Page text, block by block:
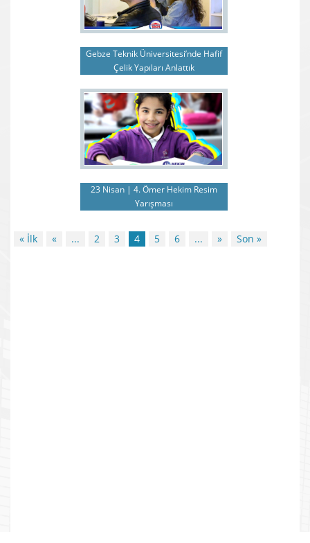
Gebze Teknik Üniversitesi’nde Hafif
Çelik Yapıları Anlattık
23 Nisan | 4. Ömer Hekim Resim
Yarışması
« İlk « ... 2 3 4 5 6 ... » Son »